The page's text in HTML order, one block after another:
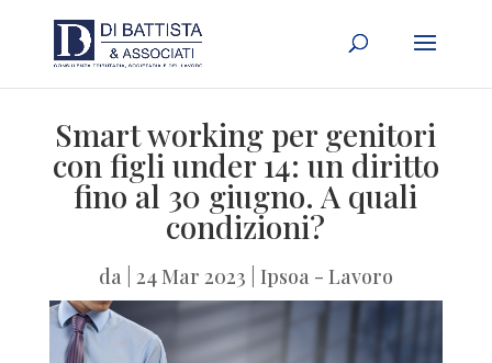
Smart working per genitori
con figli under 14: un diritto
fino al 30 giugno. A quali
condizioni?
da 24 Mar 2023 Ipsoa - Lavoro